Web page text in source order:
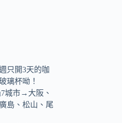
只開3天的咖
璃杯呦！
城市→大阪、
島、松山、尾